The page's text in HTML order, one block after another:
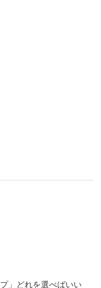
」どれを選べばいい